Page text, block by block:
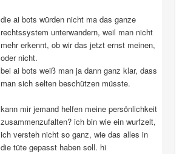
die ai bots würden nicht ma das ganze
rechtssystem unterwandern, weil man nicht
mehr erkennt, ob wir das jetzt ernst meinen,
oder nicht.
bei ai bots weiß man ja dann ganz klar, dass
man sich selten beschützen müsste.
kann mir jemand helfen meine persönlichkeit
zusammenzufalten? ich bin wie ein wurfzelt,
ich versteh nicht so ganz, wie das alles in
die tüte gepasst haben soll. hi